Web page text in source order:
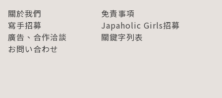
關於我們
免責事項
寫手招募
Japaholic Girls招募
廣告、合作洽談
關鍵字列表
お問い合わせ